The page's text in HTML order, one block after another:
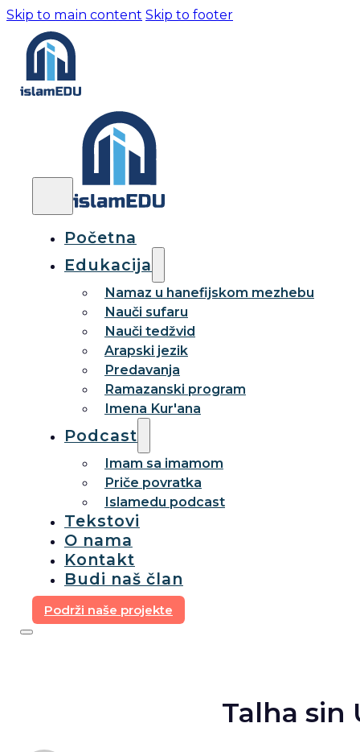
Skip to main content Skip to footer
Početna
Edukacija
Namaz u hanefijskom mezhebu
Nauči sufaru
Nauči tedžvid
Arapski jezik
Predavanja
Ramazanski program
Imena Kur'ana
Podcast
Imam sa imamom
Priče povratka
Islamedu podcast
Tekstovi
O nama
Kontakt
Budi naš član
Podrži naše projekte
Talha sin